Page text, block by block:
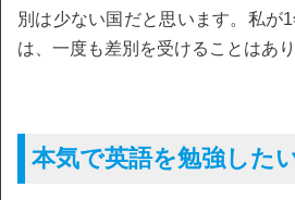
別は少ない国だと思います。私が
は、一度も差別を受けることはあ
本気で英語を勉強した